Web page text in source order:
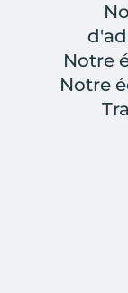
Notre
Notre